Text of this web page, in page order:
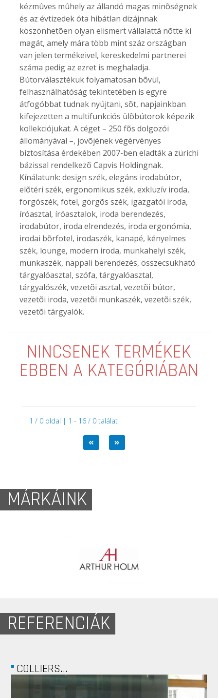
kézmûves mûhely az állandó magas minõségnek
és az évtizedek óta hibátlan dizájnnak
köszönhetõen olyan elismert vállalattá nõtte ki
magát, amely mára több mint száz országban
van jelen termékeivel, kereskedelmi partnerei
száma pedig az ezret is meghaladja.
Bútorválasztékuk folyamatosan bõvül,
felhasználhatóság tekintetében is egyre
átfogóbbat tudnak nyújtani, sõt, napjainkban
kifejezetten a multifunkciós ülõbútorok képezik
kollekciójukat. A céget – 250 fõs dolgozói
állományával –, jövõjének végérvényes
biztosítása érdekében 2007-ben eladták a zürichi
bázissal rendelkezõ Capvis Holdingnak.
Kínálatunk: design szék, elegáns irodabútor,
elõtéri szék, ergonomikus szék, exkluzív iroda,
forgószék, fotel, görgõs szék, igazgatói iroda,
íróasztal, íróasztalok, iroda berendezés,
irodabútor, iroda elrendezés, iroda ergonómia,
irodai bõrfotel, irodaszék, kanapé, kényelmes
szék, lounge, modern iroda, munkahelyi szék,
munkaszék, nappali berendezés, összecsukható
tárgyalóasztal, szófa, tárgyalóasztal,
tárgyalószék, vezetõi asztal, vezetõi bútor,
vezetõi iroda, vezetõi munkaszék, vezetõi szék,
vezetõi tárgyalók.
NINCSENEK TERMÉKEK
EBBEN A KATEGÓRIÁBAN
1 / 0 oldal | 1 - 16 / 0 találat
MÁRKÁINK
REFERENCIÁK
MAGÁNLAKÁS -...